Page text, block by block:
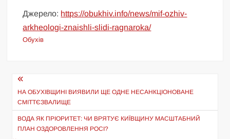
Джерело: https://obukhiv.info/news/mif-ozhiv-
arkheologi-znaishli-slidi-ragnaroka/
Обухів
Навігація
записів
НА ОБУХІВЩИНІ ВИЯВИЛИ ЩЕ ОДНЕ НЕСАНКЦІОНОВАНЕ
СМІТТЄЗВАЛИЩЕ
ВОДА ЯК ПРІОРИТЕТ: ЧИ ВРЯТУЄ КИЇВЩИНУ МАСШТАБНИЙ
ПЛАН ОЗДОРОВЛЕННЯ РОСІ?